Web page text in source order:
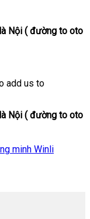
Nội ( đường to oto
add us to
Nội ( đường to oto